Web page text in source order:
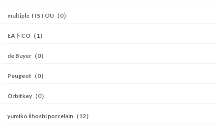
multiple TISTOU（0）
EAトCO（1）
de Buyer（0）
Peugeot（0）
Orbitkey（0）
yumiko iihoshi porcelain（12）